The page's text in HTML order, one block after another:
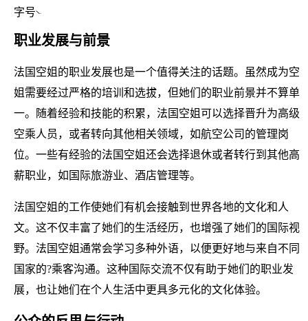
字号
职业发展与前景
法国空姐的职业发展也是一个值得关注的话题。虽然成为空
姐需要经过严格的培训和选拔，但她们的职业前景并不算单
一。随着经验和技能的积累，法国空姐可以选择晋升为高级
空乘人员，或者转向其他相关领域，如航空公司的管理岗
位。一些有经验的法国空姐还会选择退休或者转行到其他高
薪职业，如国际旅游业、酒店管理等。
法国空姐的工作使她们有机会接触到世界各地的文化和人
文。这不仅丰富了她们的生活经历，也增强了她们的国际视
野。法国空姐通常会学习多种外语，以便更好地与来自不同
国家的?乘客沟通。这种国际交流不仅有助于她们的职业发
展，也让她们在个人生活中更具多元化的文化体验。